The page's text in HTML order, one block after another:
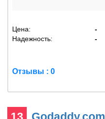
Цена: -
Надежность:
-
Отзывы : 0